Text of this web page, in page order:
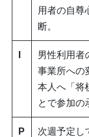
用者の自尊
断。
男性利用者
事業所への
本人へ「将
とで参加の
P
次週予定し